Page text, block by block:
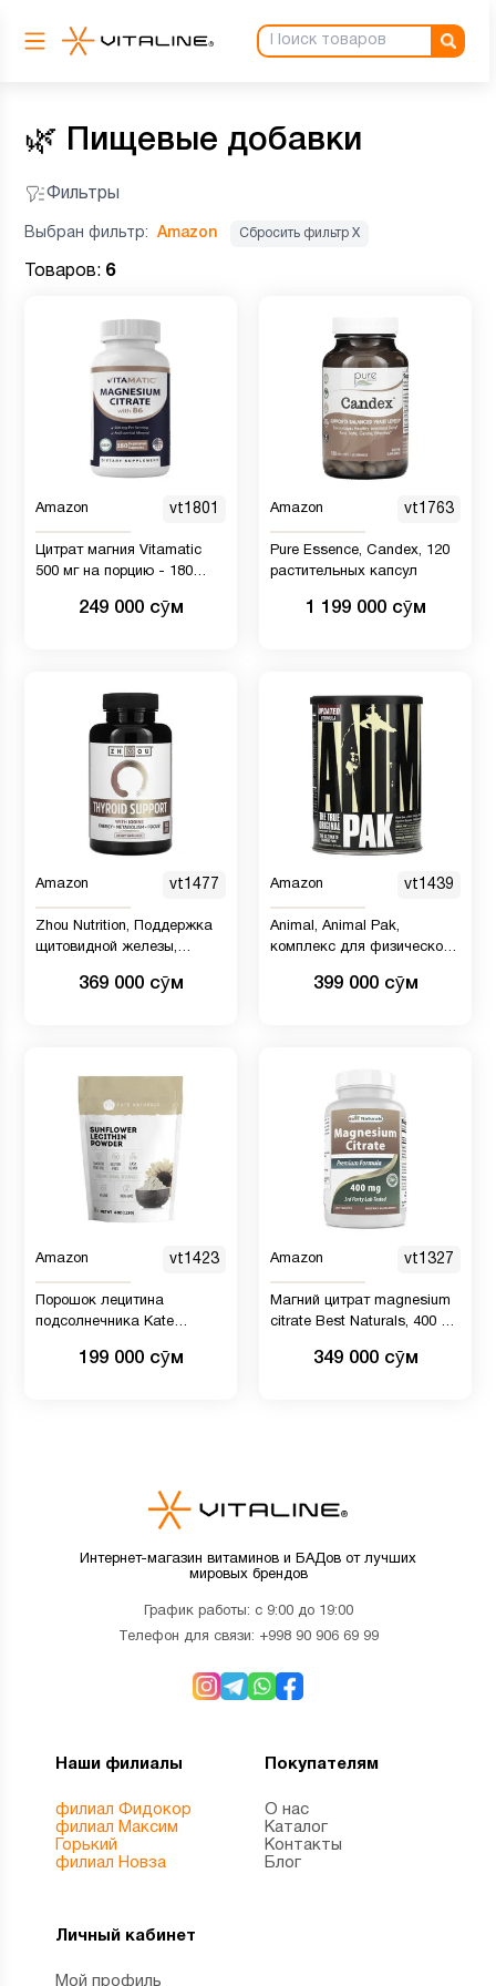
🌿 Пищевые добавки
Фильтры
Выбран фильтр: Amazon Сбросить фильтр Х
Товаров: 6
Amazon vt1801
Цитрат магния Vitamatic
500 мг на порцию - 180
B6 для максимального
249 000 сӯм
Amazon vt1763
Pure Essence, Candex, 120
растительных капсул
1 199 000 сӯм
Amazon vt1477
Zhou Nutrition, Поддержка
щитовидной железы,
вегетарианских капсул
369 000 сӯм
Amazon vt1439
Animal, Animal Pak,
комплекс для физической
399 000 сӯм
Amazon vt1423
Порошок лецитина
подсолнечника Kate
199 000 сӯм
Amazon vt1327
Магний цитрат magnesium
citrate Best Naturals, 400 мг,
349 000 сӯм
Интернет-магазин витаминов и БАДов от лучших
мировых брендов
График работы: с 9:00 до 19:00
Телефон для связи: +998 90 906 69 99
Наши филиалы
филиал Фидокор
филиал Максим
Горький
филиал Новза
Покупателям
О нас
Каталог
Контакты
Блог
Личный кабинет
Мой профиль